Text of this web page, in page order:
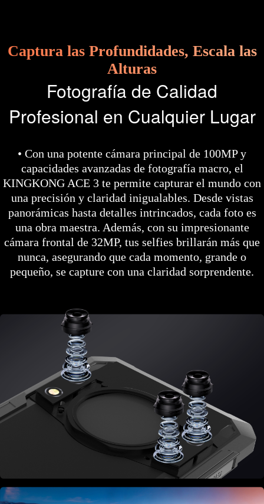
Captura las Profundidades, Escala las
Alturas
Fotografía de Calidad
Profesional en Cualquier Lugar
• Con una potente cámara principal de 100MP y
capacidades avanzadas de fotografía macro, el
KINGKONG ACE 3 te permite capturar el mundo con
una precisión y claridad inigualables. Desde vistas
panorámicas hasta detalles intrincados, cada foto es
una obra maestra. Además, con su impresionante
cámara frontal de 32MP, tus selfies brillarán más que
nunca, asegurando que cada momento, grande o
pequeño, se capture con una claridad sorprendente.